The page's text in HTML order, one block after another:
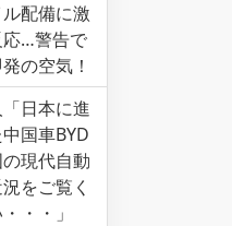
ル配備に激
応…警告で
の空気！
日本に進
国車BYD
現代自動
をご覧く
・・」